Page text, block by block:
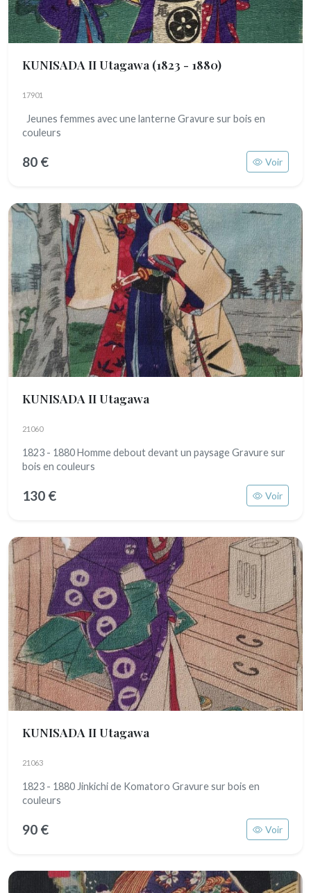
KUNISADA II Utagawa (1823 - 1880)
17901
Jeunes femmes avec une lanterne Gravure sur bois en
couleurs
80 € Voir
KUNISADA II Utagawa
21060
1823 - 1880 Homme debout devant un paysage Gravure sur
bois en couleurs
130 € Voir
KUNISADA II Utagawa
21063
1823 - 1880 Jinkichi de Komatoro Gravure sur bois en
couleurs
90 € Voir